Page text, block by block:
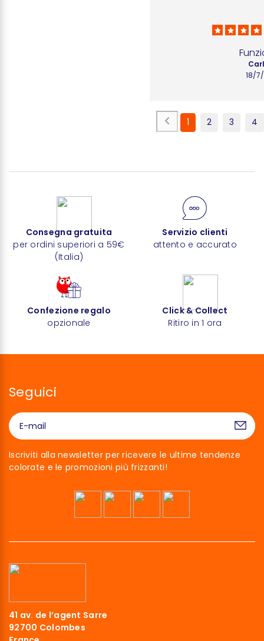
18/
1 2 3 4
Consegna gratuita
per ordini superiori a 59€
(Italia)
Servizio clienti
attento e accurato
Confezione regalo
opzionale
Click & Collect
Ritiro in 1 ora
Seguici
Iscriviti alla newsletter per ricevere le ultime tendenze
colorate e le promozioni più frizzanti!
41 av. de l’agent Sarre
92700 Colombes